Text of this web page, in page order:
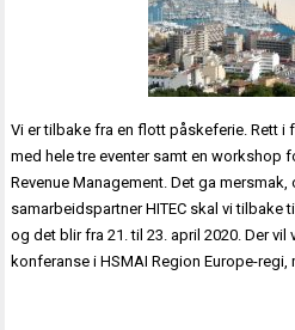
Vi er tilbake fra en flott påskeferie. Rett i
med hele tre eventer samt en workshop
Revenue Management. Det ga
samarbeidspartner HITEC skal vi tilbake
og det blir fra 21. til 23. april 2020. Der vil
konferanse i HSMAI Region Europe-